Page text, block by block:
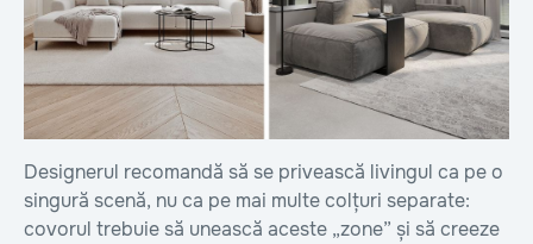
Designerul recomandă să se privească livingul ca pe o
singură scenă, nu ca pe mai multe colțuri separate:
covorul trebuie să unească aceste „zone” și să creeze